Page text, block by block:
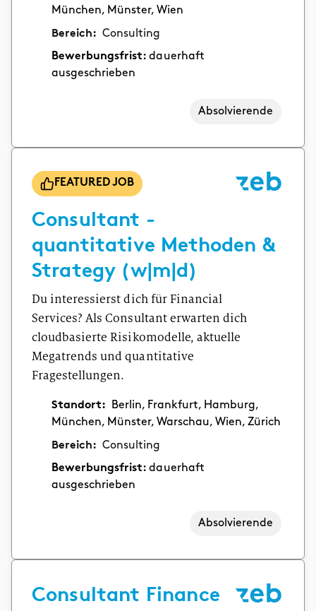
München, Münster, Wien
Bereich: Consulting
Bewerbungsfrist:dauerhaft
ausgeschrieben
Absolvierende
FEATURED JOB
Consultant -
quantitative Methoden &
Strategy (w|m|d)
Du interessierst dich für Financial
Services? Als Consultant erwarten dich
cloudbasierte Risikomodelle, aktuelle
Megatrends und quantitative
Fragestellungen.
Standort:
Berlin, Frankfurt, Hamburg,
München, Münster, Warschau, Wien, Zürich
Bereich: Consulting
Bewerbungsfrist:dauerhaft
ausgeschrieben
Absolvierende
Consultant Finance